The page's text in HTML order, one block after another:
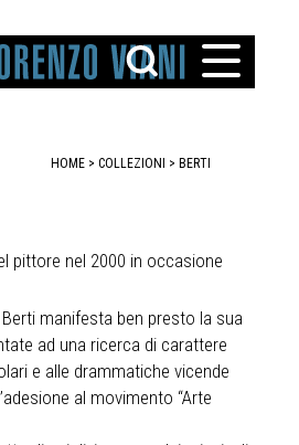
HOME > COLLEZIONI > BERTI
pittore nel 2000 in occasione
manifesta ben presto la sua
ad una ricerca di carattere
e alle drammatiche vicende
al movimento “Arte